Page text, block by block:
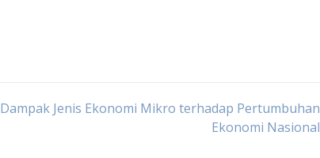
Dampak Jenis Ekonomi Mikro terhadap Pertumbuhan
Ekonomi Nasional